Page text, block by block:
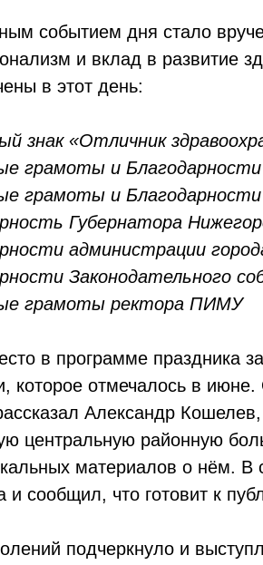
событием дня стало
и вклад в развитие
в этот день:
знак «Отличник
грамоты и
грамоты и
Губернатора
администрации
Законодательного
грамоты ректора ПИМУ
в программе праздника
которое отмечалось в
Александр
центральную районную
материалов о нём.
и сообщил, что готовит к
подчеркнуло и